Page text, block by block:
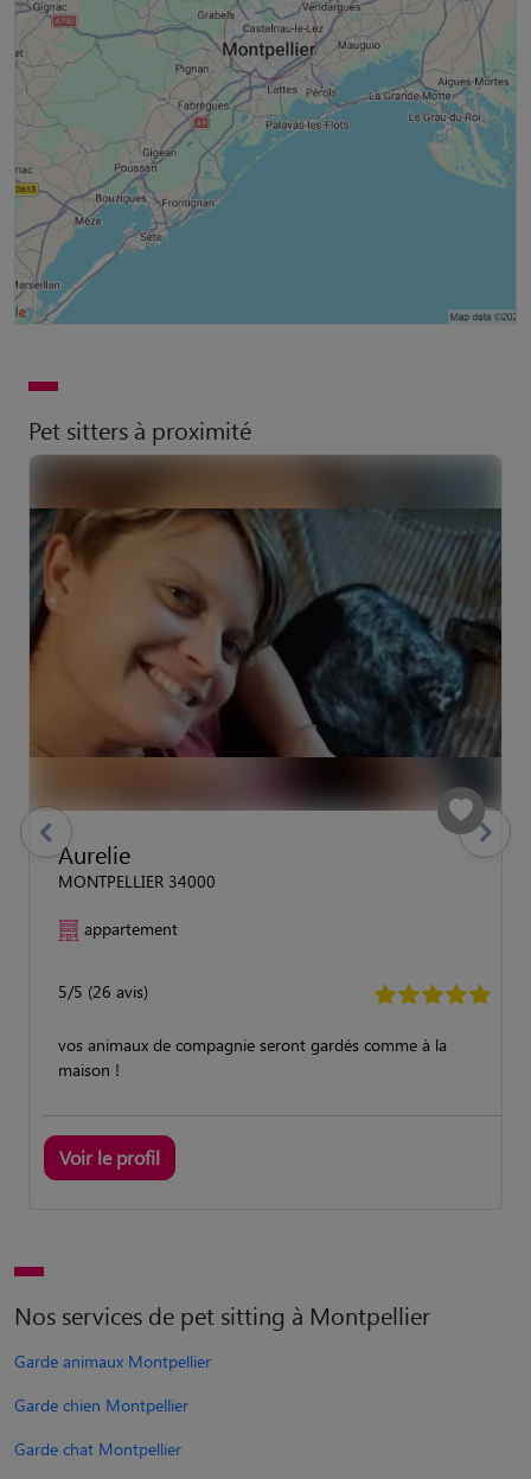
Pet sitters à proximité
Aurelie
MONTPELLIER 34000
appartement
5/5 (26 avis)
vos animaux de compagnie seront gardés comme à la
maison !
Voir le profil
previous Suivant
Nos services de pet sitting à Montpellier
Garde animaux Montpellier
Garde chien Montpellier
Garde chat Montpellier